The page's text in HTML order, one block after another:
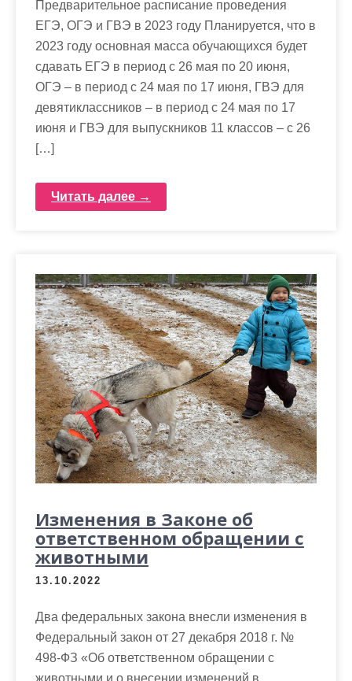
Предварительное расписание проведения
ЕГЭ, ОГЭ и ГВЭ в 2023 году Планируется, что в
2023 году основная масса обучающихся будет
сдавать ЕГЭ в период с 26 мая по 20 июня,
ОГЭ – в период с 24 мая по 17 июня, ГВЭ для
девятиклассников – в период с 24 мая по 17
июня и ГВЭ для выпускников 11 классов – с 26
[…]
Читать далее →
Изменения в Законе об
ответственном обращении с
животными
13.10.2022
Два федеральных закона внесли изменения в
Федеральный закон от 27 декабря 2018 г. №
498-ФЗ «Об ответственном обращении с